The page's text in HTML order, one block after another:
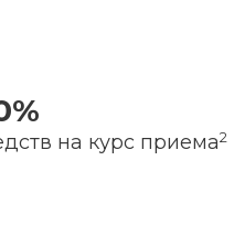
на курс приема2